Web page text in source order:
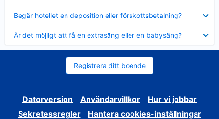
Begär hotellet en deposition eller förskottsbetalning?
mindre
Är det möjligt att få en extrasäng eller en babysäng?
mindre
Registrera ditt boende
Datorversion Användarvillkor
Hur vi jobbar
Sekretessregler
Hantera cookies-inställningar